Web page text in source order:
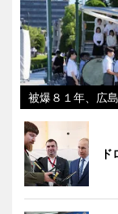
被爆８１年、広